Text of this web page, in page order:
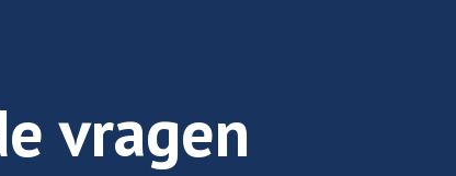
vragen